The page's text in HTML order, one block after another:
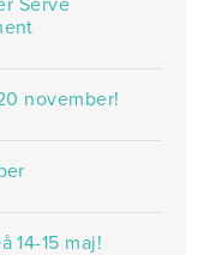
november!
14-15 maj!